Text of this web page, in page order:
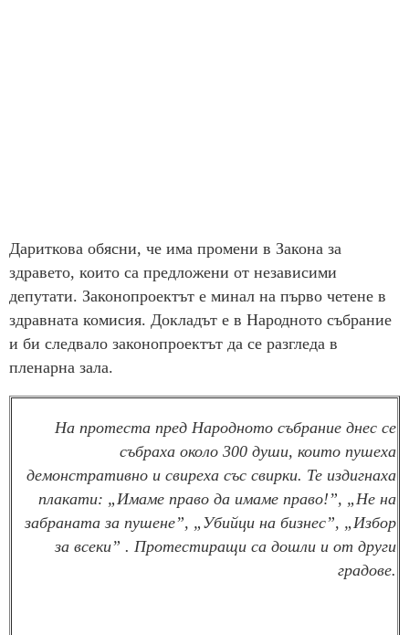
Дариткова обясни, че има промени в Закона за
здравето, които са предложени от независими
депутати. Законопроектът е минал на първо четене в
здравната комисия. Докладът е в Народното събрание
и би следвало законопроектът да се разгледа в
пленарна зала.
На протеста пред Народното събрание днес се
събраха около 300 души, които пушеха
демонстративно и свиреха със свирки. Те издигнаха
плакати: „Имаме право да имаме право!”, „Не на
забраната за пушене”, „Убийци на бизнес”, „Избор
за всеки” . Протестиращи са дошли и от други
градове.